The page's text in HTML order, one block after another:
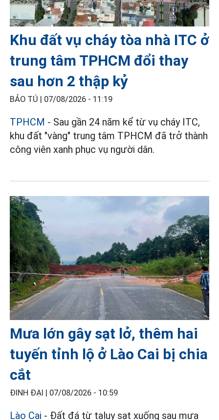
Khu đất vụ cháy tòa nhà ITC ở
trung tâm TPHCM đổi thay
sau hơn 2 thập kỷ
BẢO TÚ | 07/08/2026 - 11:19
TPHCM - Sau gần 24 năm kể từ vụ cháy ITC,
khu đất "vàng" trung tâm TPHCM đã trở thành
công viên xanh phục vụ người dân.
Mưa lớn gây sạt lở, thêm hai
tuyến tỉnh lộ ở Lào Cai bị chia
cắt
ĐINH ĐẠI | 07/08/2026 - 10:59
Lào Cai - Đất đá từ taluy sạt xuống sau mưa